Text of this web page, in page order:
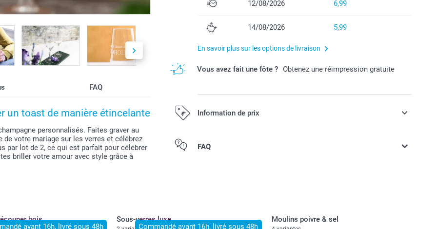
FAQ
un toast de manière étincelante
personnalisés. Faites graver au
votre mariage sur les verres et célébrez
par lot de 2, ce qui est parfait pour célébrer
briller votre amour avec style grâce à
12/08/2026 6,99
14/08/2026 5,99
En savoir plus sur les options de livraison
Vous avez fait une fôte ? Obtenez une réimpression gratuite
Information de prix
Tous les prix sont en EURO (€), TVA incluse et hors frais de port.
FAQ
avant 16h, livré sous 48h
bois
Commandé avant 16h, livré sous 48h
Sous-verres luxe Moulins poivre & sel